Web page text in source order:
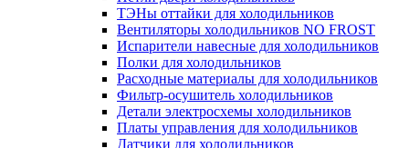
ТЭНы оттайки для холодильников
Вентиляторы холодильников NO FROST
Испарители навесные для холодильников
Полки для холодильников
Расходные материалы для холодильников
Фильтр-осушитель холодильников
Детали электросхемы холодильников
Платы управления для холодильников
Датчики для холодильников